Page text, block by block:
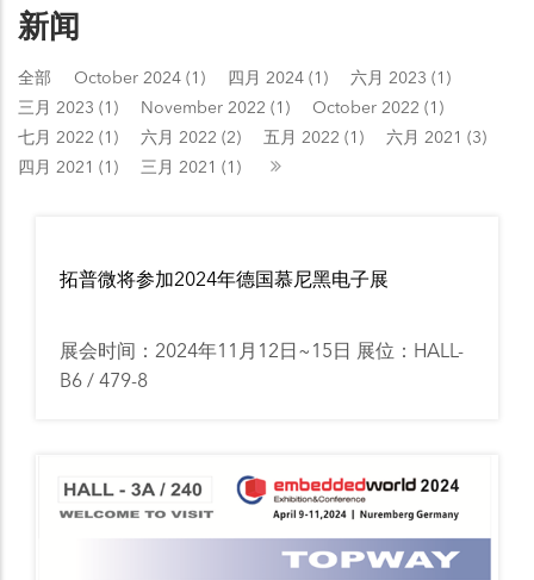
包
屑
新闻
全部 October 2024 (1) 四月 2024 (1)
六月 2023 (1)
三月 2023 (1)
November 2022 (1)
October 2022 (1)
七月 2022 (1)
六月 2022 (2) 五月 2022 (1)
六月 2021 (3)
四月 2021 (1)
三月 2021 (1)
拓普微将参加2024年德国慕尼黑电子展
展会时间：2024年11月12日~15日 展位：HALL-
B6 / 479-8